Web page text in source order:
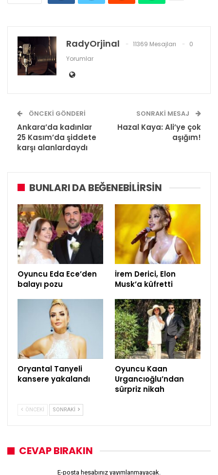
RadyOrjinal 11369 Mesajları
0
Yorumlar
ÖNCEKI GÖNDERI
Ankara’da kadınlar
25 Kasım’da şiddete
karşı alanlardaydı
SONRAKI MESAJ
Hazal Kaya: Ali’ye çok
aşığım!
BUNLARI DA BEĞENEBILIRSIN
Oyuncu Eda Ece’den
balayı pozu
İrem Derici, Elon
Musk’a küfretti
Oryantal Tanyeli
kansere yakalandı
Oyuncu Kaan
Urgancıoğlu’ndan
sürpriz nikah
ÖNCEKI SONRAKI
CEVAP BIRAKIN
E-posta hesabınız yayımlanmayacak.